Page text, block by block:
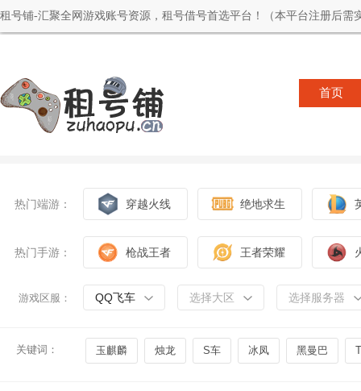
租号铺-汇聚全网游戏账号资源，租号借号首选平台！（本平台注册后需
首页
热门端游： 穿越火线 绝地求生
热门手游： 枪战王者 王者荣耀
游戏区服： QQ飞车 选择大区 选择服务器
关键词： 玉麒麟 烛龙 S车 冰凤 黑曼巴